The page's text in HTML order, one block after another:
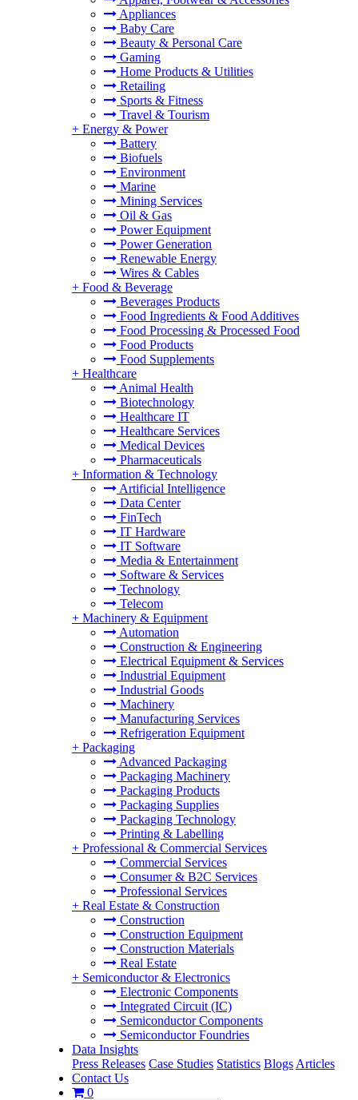
Appliances
Baby Care
Beauty & Personal Care
Gaming
Home Products & Utilities
Retailing
Sports & Fitness
Travel & Tourism
+ Energy & Power
Battery
Biofuels
Environment
Marine
Mining Services
Oil & Gas
Power Equipment
Power Generation
Renewable Energy
Wires & Cables
+ Food & Beverage
Beverages Products
Food Ingredients & Food Additives
Food Processing & Processed Food
Food Products
Food Supplements
+ Healthcare
Animal Health
Biotechnology
Healthcare IT
Healthcare Services
Medical Devices
Pharmaceuticals
+ Information & Technology
Artificial Intelligence
Data Center
FinTech
IT Hardware
IT Software
Media & Entertainment
Software & Services
Technology
Telecom
+ Machinery & Equipment
Automation
Construction & Engineering
Electrical Equipment & Services
Industrial Equipment
Industrial Goods
Machinery
Manufacturing Services
Refrigeration Equipment
+ Packaging
Advanced Packaging
Packaging Machinery
Packaging Products
Packaging Supplies
Packaging Technology
Printing & Labelling
+ Professional & Commercial Services
Commercial Services
Consumer & B2C Services
Professional Services
+ Real Estate & Construction
Construction
Construction Equipment
Construction Materials
Real Estate
+ Semiconductor & Electronics
Electronic Components
Integrated Circuit (IC)
Semiconductor Components
Semiconductor Foundries
Data Insights
Press Releases Case Studies Statistics Blogs Articles
Contact Us
0